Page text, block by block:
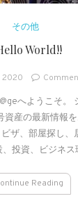
その他
World!!
2020
へようこそ。
資産の最新情報
ザ、部屋探し、
、投資、ビジネ
Reading